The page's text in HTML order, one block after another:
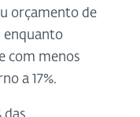
orçamento de
enquanto
com menos
a 17%.